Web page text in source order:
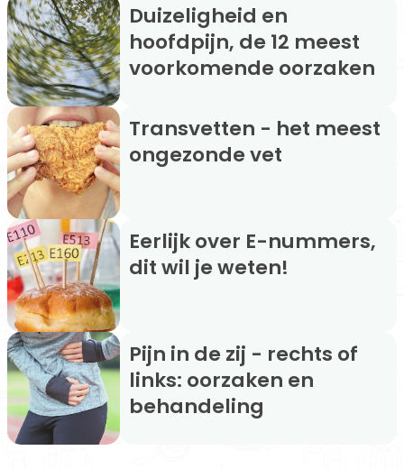
Duizeligheid en
hoofdpijn, de 12 meest
voorkomende oorzaken
Transvetten - het meest
ongezonde vet
Eerlijk over E-nummers,
dit wil je weten!
Pijn in de zij - rechts of
links: oorzaken en
behandeling